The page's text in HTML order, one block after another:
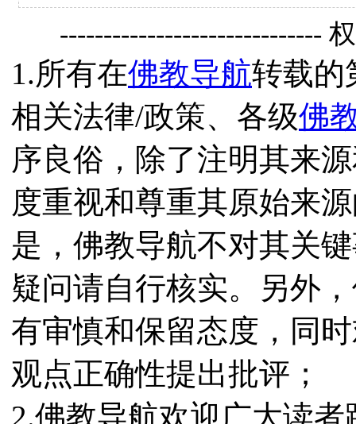
------------------------------
1.所有在佛教导航转载的
相关法律/政策、各级佛
序良俗，除了注明其来
度重视和尊重其原始来
是，佛教导航不对其关
疑问请自行核实。另外
有审慎和保留态度，同
观点正确性提出批评；
2.佛教导航欢迎广大读